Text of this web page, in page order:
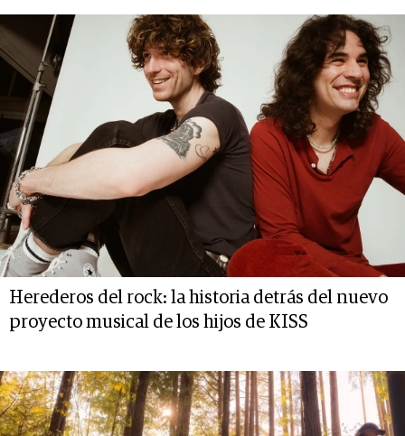
Herederos del rock: la historia detrás del nuevo
proyecto musical de los hijos de KISS